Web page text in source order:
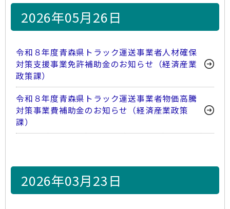
2026年05月26日
令和８年度青森県トラック運送事業者人材確保
対策支援事業免許補助金のお知らせ（経済産業
政策課）
令和８年度青森県トラック運送事業者物価高騰
対策事業費補助金のお知らせ（経済産業政策
課）
2026年03月23日